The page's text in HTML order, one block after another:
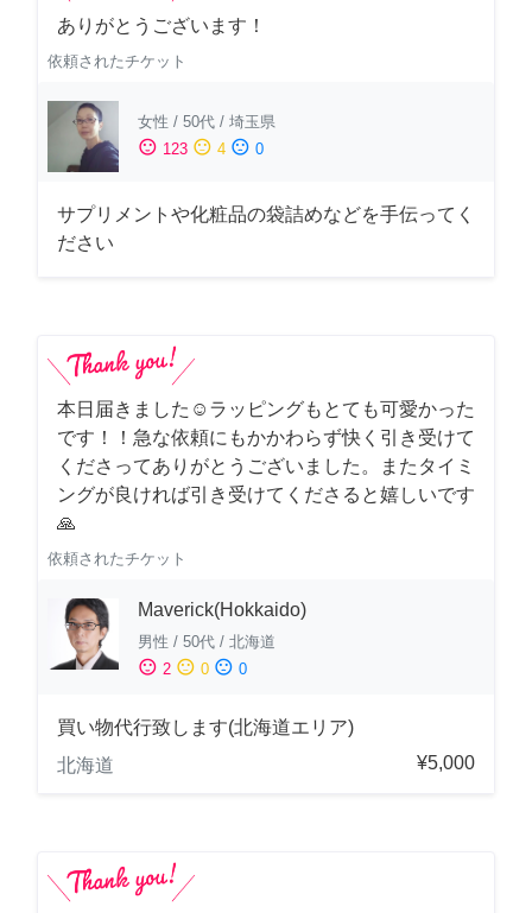
ありがとうございます！
依頼されたチケット
女性 / 50代 / 埼玉県
sentiment_satisfied 123 sentiment_neutral 4 sentiment_dissatisfied 0
サプリメントや化粧品の袋詰めなどを手伝ってく
ださい
本日届きました☺️ラッピングもとても可愛かった
です！！急な依頼にもかかわらず快く引き受けて
くださってありがとうございました。またタイミ
ングが良ければ引き受けてくださると嬉しいです
🙏
依頼されたチケット
Maverick(Hokkaido)
男性 / 50代 / 北海道
sentiment_satisfied 2 sentiment_neutral 0 sentiment_dissatisfied 0
買い物代行致します(北海道エリア)
北海道
¥5,000